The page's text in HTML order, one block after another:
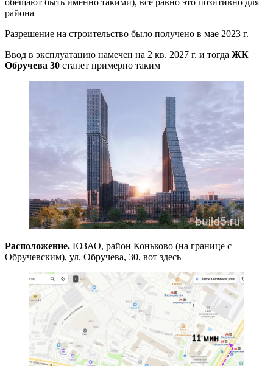
обещают быть именно такими), все равно это позитивно для
района
Разрешение на строительство было получено в мае 2023 г.
Ввод в эксплуатацию намечен на 2 кв. 2027 г. и тогда ЖК
Обручева 30 станет примерно таким
Расположение. ЮЗАО, район Коньково (на границе с
Обручевским), ул. Обручева, 30, вот здесь